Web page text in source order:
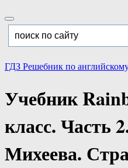
ГДЗ Решебник по
Учебник
класс. Часть
Михеева.